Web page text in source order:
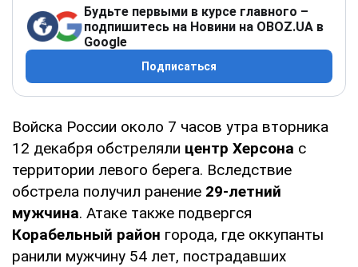
Будьте первыми в курсе главного –
подпишитесь на Новини на OBOZ.UA в
Google
Подписаться
Войска России около 7 часов утра вторника
12 декабря обстреляли центр Херсона с
территории левого берега. Вследствие
обстрела получил ранение 29-летний
мужчина. Атаке также подвергся
Корабельный район города, где оккупанты
ранили мужчину 54 лет, пострадавших